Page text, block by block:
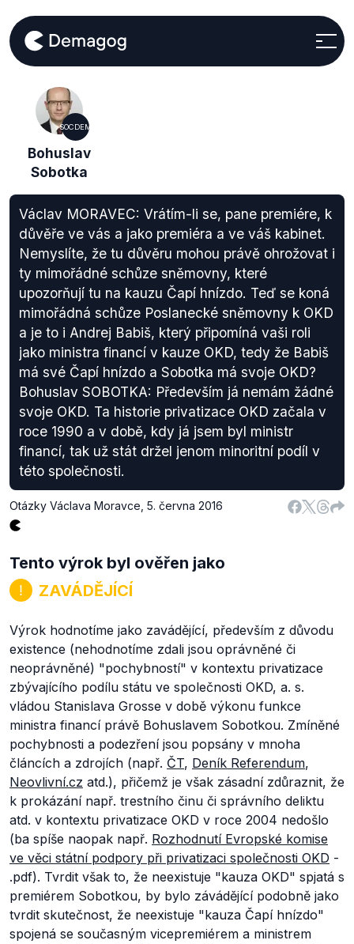
SOCDEM
Bohuslav
Sobotka
Václav MORAVEC: Vrátím-li se, pane premiére, k
důvěře ve vás a jako premiéra a ve váš kabinet.
Nemyslíte, že tu důvěru mohou právě ohrožovat i
ty mimořádné schůze sněmovny, které
upozorňují tu na kauzu Čapí hnízdo. Teď se koná
mimořádná schůze Poslanecké sněmovny k OKD
a je to i Andrej Babiš, který připomíná vaši roli
jako ministra financí v kauze OKD, tedy že Babiš
má své Čapí hnízdo a Sobotka má svoje OKD?
Bohuslav SOBOTKA: Především já nemám žádné
svoje OKD. Ta historie privatizace OKD začala v
roce 1990 a v době, kdy já jsem byl ministr
financí, tak už stát držel jenom minoritní podíl v
této společnosti.
Otázky Václava Moravce 5. června 2016
Tento výrok byl ověřen jako
ZAVÁDĚJÍCÍ
Výrok hodnotíme jako zavádějící, především z důvodu
existence (nehodnotíme zdali jsou oprávněné či
neoprávněné) "pochybností" v kontextu privatizace
zbývajícího podílu státu ve společnosti OKD, a. s.
vládou Stanislava Grosse v době výkonu funkce
ministra financí právě Bohuslavem Sobotkou. Zmíněné
pochybnosti a podezření jsou popsány v mnoha
článcích a zdrojích (např. ČT, Deník Referendum,
Neovlivní.cz atd.), přičemž je však zásadní zdůraznit, že
k prokázání např. trestního činu či správního deliktu
atd. v kontextu privatizace OKD v roce 2004 nedošlo
(ba spíše naopak např. Rozhodnutí Evropské komise
ve věci státní podpory při privatizaci společnosti OKD -
.pdf). Tvrdit však to, že neexistuje "kauza OKD" spjatá s
premiérem Sobotkou, by bylo závádějící podobně jako
tvrdit skutečnost, že neexistuje "kauza Čapí hnízdo"
spojená se současným vicepremiérem a ministrem